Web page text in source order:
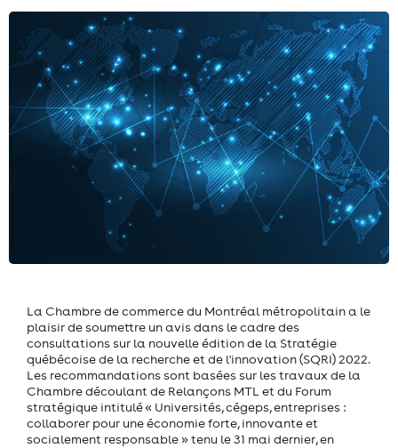
La Chambre de commerce du Montréal métropolitain a le
plaisir de soumettre un avis dans le cadre des
consultations sur la nouvelle édition de la Stratégie
québécoise de la recherche et de l'innovation (SQRI) 2022.
Les recommandations sont basées sur les travaux de la
Chambre découlant de Relançons MTL et du Forum
stratégique intitulé « Universités, cégeps, entreprises :
collaborer pour une économie forte, innovante et
socialement responsable » tenu le 31 mai dernier, en